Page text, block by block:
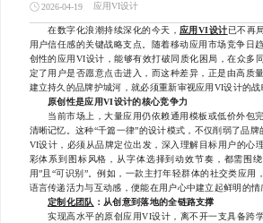
2026-04-19 应用VI设计
在数字化浪潮持续深化的今天， 应用VI设计已不再
用户信任感的关键战略支点。随着移动应用市场竞争日
创性的应用VI设计，能够有效打破同质化困局，在众多
定了用户是否愿意点击进入，而这种差异，正是由高质
建立持久的品牌护城河，就必须重新审视应用VI设计的战
原创性是应用VI设计的核心竞争力
当前市场上，大量应用仍依赖通用模板或低价外包
清晰记忆。这种“千篇一律”的设计模式，不仅削弱了品
VI设计，必须从品牌定位出发，深入理解目标用户的
彩体系到图标风格，从字体选择到动效节奏，都需围
用”且“可识别”。例如，一款主打年轻群体的社交类应
语言传递活力与互动感，便能在用户心中建立起鲜明的情
定制化团队 ：从创意到落地的全链路支撑
实现高水平的原创应用VI设计，离不开一支具备跨